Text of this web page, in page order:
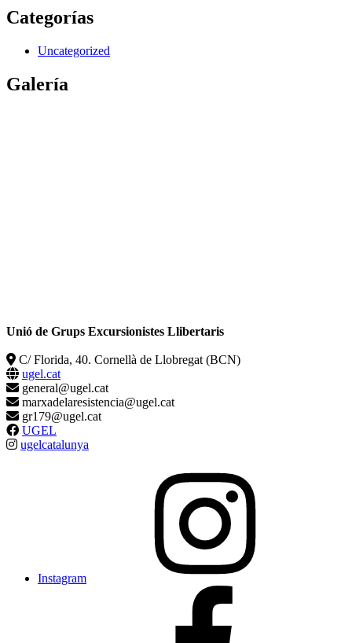
Categorías
Uncategorized
Galería
Unió de Grups Excursionistes Llibertaris
C/ Florida, 40. Cornellà de Llobregat (BCN)
ugel.cat
general@ugel.cat
marxadelaresistencia@ugel.cat
gr179@ugel.cat
UGEL
ugelcatalunya
Instagram